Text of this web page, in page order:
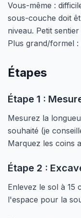
Vous-même :
sous-couche doit
niveau. Petit
Plus grand/formel
Étapes
Étape 1 :
Mesurez la
souhaité (je
Marquez les coins
Étape 2 :
Enlevez le sol à 15
l'espace pour la